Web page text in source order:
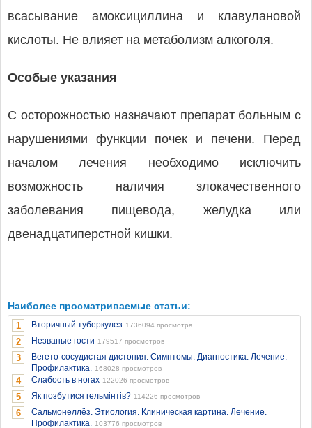
всасывание амоксициллина и клавулановой
кислоты. Не влияет на метаболизм алкоголя.
Особые указания
С осторожностью назначают препарат больным с
нарушениями функции почек и печени. Перед
началом лечения необходимо исключить
возможность наличия злокачественного
заболевания пищевода, желудка или
двенадцатиперстной кишки.
Наиболее просматриваемые статьи:
1 Вторичный туберкулез 1736094 просмотра
2 Незваные гости 179517 просмотров
3
Вегето-сосудистая дистония. Симптомы. Диагностика. Лечение.
Профилактика. 168028 просмотров
4 Слабость в ногах 122026 просмотров
5 Як позбутися гельмінтів? 114226 просмотров
6
Сальмонеллёз. Этиология. Клиническая картина. Лечение.
Профилактика. 103776 просмотров